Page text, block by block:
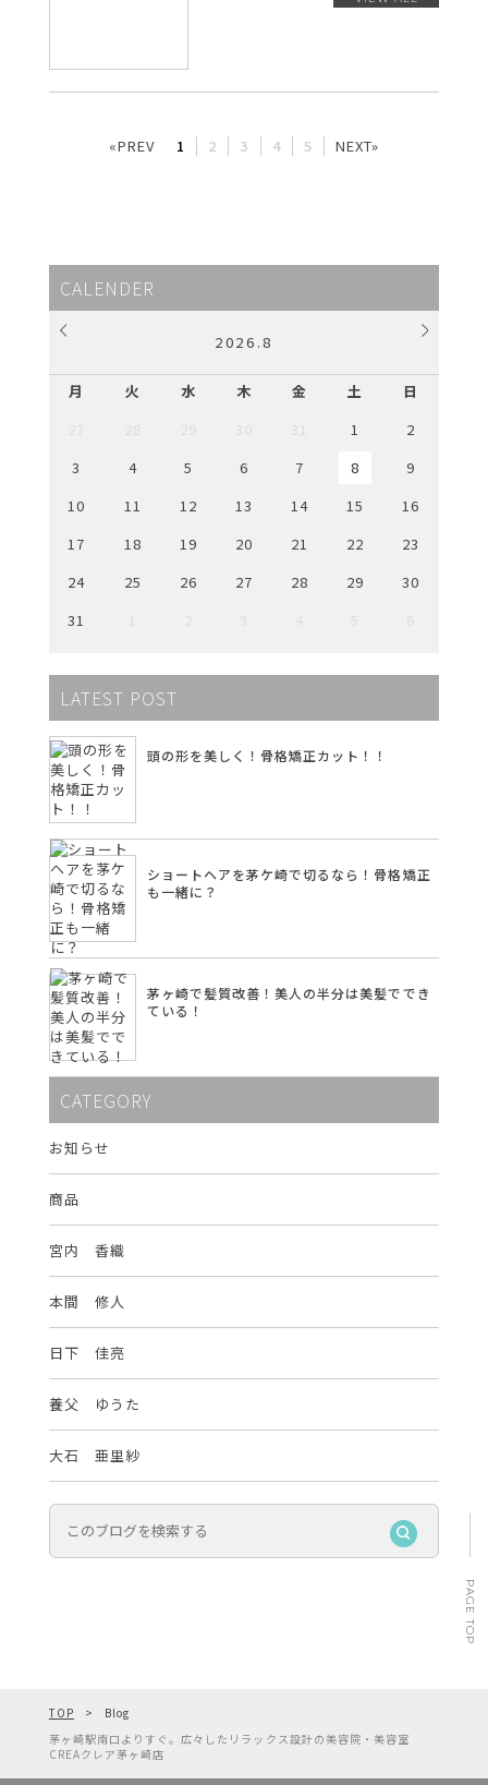
«PREV 1 2 3 4 5 NEXT»
CALENDER
2026 .8
月 火 水 木 金 土
日
1
2
3
4 5 6 7 8
9
10
11 12 13 14 15
16
17
18 19 20 21 22
23
24
25 26 27 28 29
30
31
LATEST POST
頭の形を美しく！骨格矯正カット！！
ショートヘアを茅ケ崎で切るなら！骨格矯正
も一緒に？
茅ヶ崎で髪質改善！美人の半分は美髪ででき
ている！
CATEGORY
お知らせ
商品
宮内 香織
本間 修人
日下 佳亮
養父 ゆうた
大石 亜里紗
TOP
Blog
茅ヶ崎駅南口よりすぐ。広々したリラックス設計の美容院・美容室
CREAクレア茅ヶ崎店
PAGE TOP